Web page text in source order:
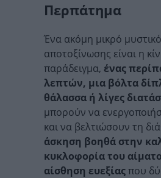
Περπάτημα
Ένα ακόμη μικρό μυστικό
αποτοξίνωσης είναι η
παράδειγμα, ένας
λεπτών, μια βόλτα
θάλασσα ή λίγες
μπορούν να
και να βελτιώσουν τη
άσκηση βοηθά στην
κυκλοφορία του
αίσθηση ευεξίαςπου